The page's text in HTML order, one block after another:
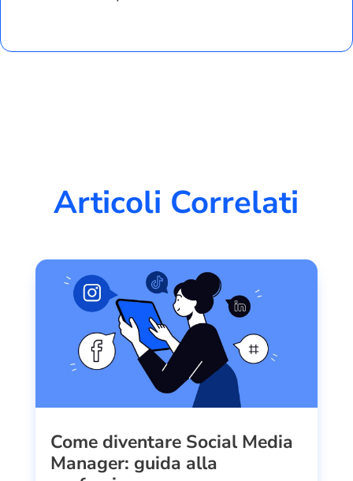
Articoli Correlati
Come diventare Social Media
Manager: guida alla